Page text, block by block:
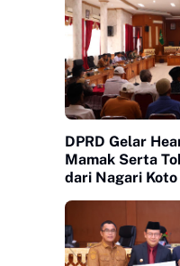
DPRD Gelar
Mamak Serta
dari Nagari Koto